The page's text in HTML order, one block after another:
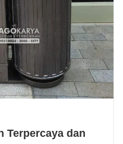
Terpercaya dan